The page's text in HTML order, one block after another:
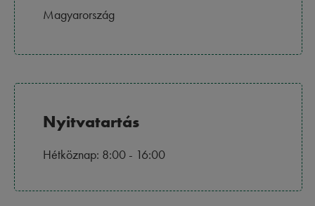
Magyarország
Nyitvatartás
Hétköznap: 8:00 - 16:00